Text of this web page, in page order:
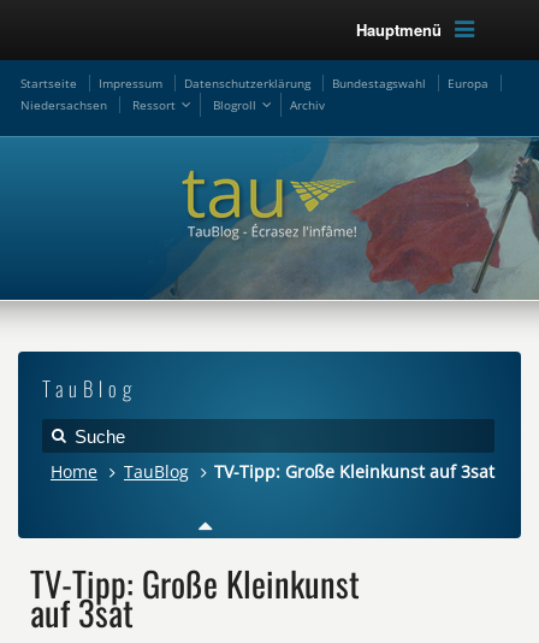
Hauptmenü
Startseite Impressum Datenschutzerklärung Bundestagswahl
Europa
Niedersachsen
Ressort Blogroll Archiv
TauBlog
Home TauBlog TV-Tipp: Große Kleinkunst auf 3sat
TV-Tipp: Große Kleinkunst
auf 3sat